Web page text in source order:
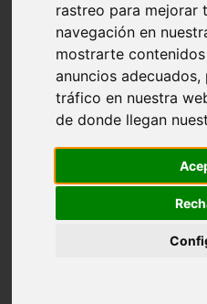
rastreo para mejorar
navegación en
mostrarte
anuncios adecuados,
tráfico en nuestra
de donde llegan
Asturias - gijón
Girona - figueres
Alicante - santa-pola
Almería - roquetas-de-mar
Girona - tossa-de-mar
Barcelona - sant-cugat-del-
Alicante - l39alfàs-del-pi
Barcelona - vilanova-i-la-
Castellón - peñíscola
Illes-balears - sant-josep-de-